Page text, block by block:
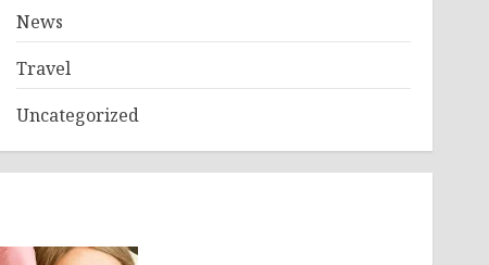
News
Travel
Uncategorized